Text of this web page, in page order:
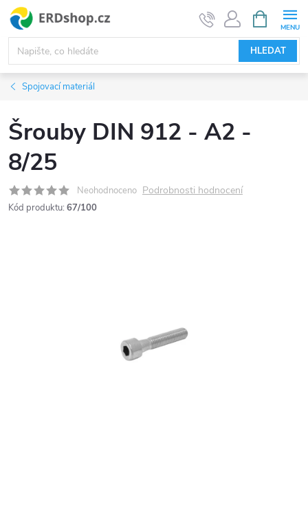
Přejít
obsah
HLEDAT
NÁKUPNÍ
KOŠÍK
Spojovací materiál
Šrouby DIN 912 - A2 -
8/25
Neohodnoceno Podrobnosti hodnocení
Kód produktu: 67/100